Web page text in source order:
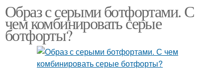
Образ с серыми ботфортами. С
чем комбинировать серые
ботфорты?